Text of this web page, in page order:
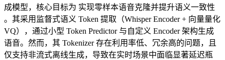
成模型，核心目标为 ​​实现零样本语音克隆并提升语义一致性​​
。其采用监督式语义 Token 提取（Whisper Encoder + 向量量化
VQ），通过小型 Token Predictor 与自定义 Encoder 架构生成
语音。然而，其 Tokenizer 存在利用率低、冗余高的问题，且
仅支持​​非流式离线生成​​，导致在实时场景中面临显著延迟瓶